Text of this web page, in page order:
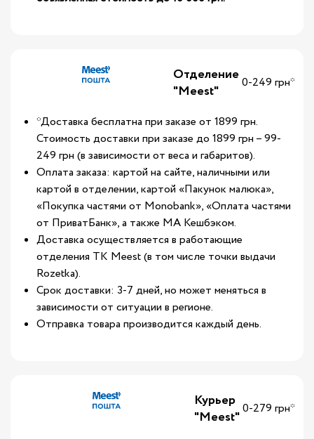
Отделение
"Meest"
0-249 грн*
*Доставка бесплатна при заказе от 1899 грн.
Стоимость доставки при заказе до 1899 грн – 99-
249 грн (в зависимости от веса и габаритов).
Оплата заказа: картой на сайте, наличными или
картой в отделении, картой «Пакунок малюка»,
«Покупка частями от Monobank», «Оплата частями
от ПриватБанк», а также МА Кешбэком.
Доставка осуществляется в работающие
отделения ТК Meest (в том числе точки выдачи
Rozetka).
Срок доставки: 3-7 дней, но может меняться в
зависимости от ситуации в регионе.
Отправка товара производится каждый день.
Курьер
"Meest"0-279 грн*